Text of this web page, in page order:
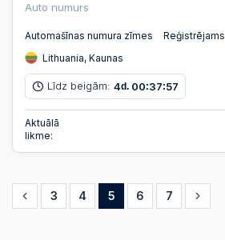
Auto numurs
Automašīnas numura zīmes Reģistrējams
Lithuania, Kaunas
Līdz beigām: 4d. 00:37:56
Aktuālā
likme:
3 4 5 6 7